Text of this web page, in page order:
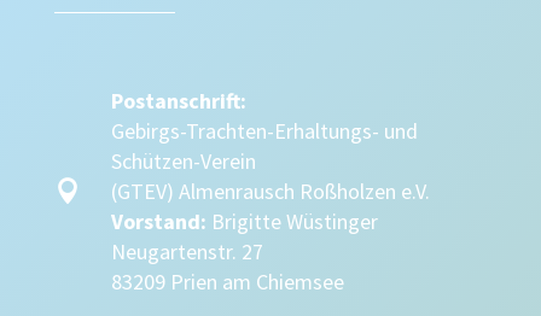

Postanschrift:
Gebirgs-Trachten-Erhaltungs- und
Schützen-Verein
(GTEV) Almenrausch Roßholzen e.V.
Vorstand: Brigitte Wüstinger
Neugartenstr. 27
83209 Prien am Chiemsee